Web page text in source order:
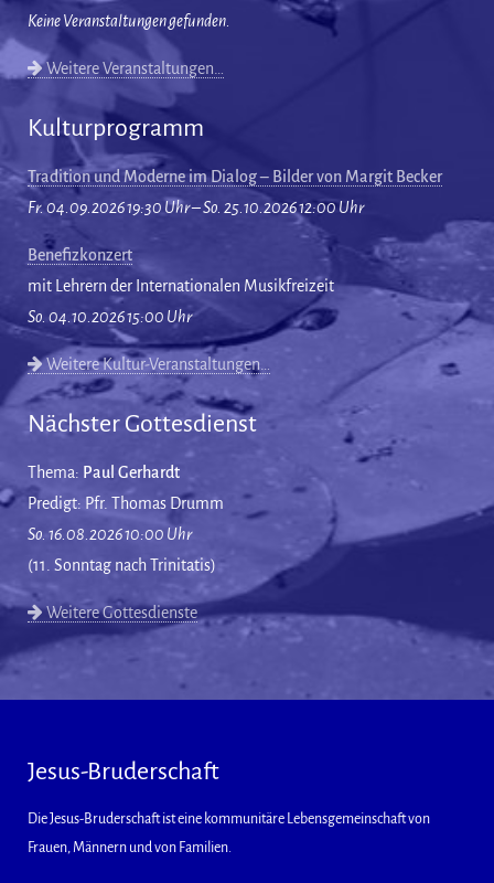
Keine Veranstaltungen gefunden.
Weitere Veranstaltungen…
Kulturprogramm
Tradition und Moderne im Dialog – Bilder von Margit Becker
Fr. 04.09.2026 19:30 Uhr – So. 25.10.2026 12:00 Uhr
Benefizkonzert
mit Lehrern der Internationalen Musikfreizeit
So. 04.10.2026 15:00 Uhr
Weitere Kultur-Veranstaltungen…
Nächster Gottesdienst
Thema: Paul Gerhardt
Predigt: Pfr. Thomas Drumm
So. 16.08.2026 10:00 Uhr
(11. Sonntag nach Trinitatis)
Weitere Gottesdienste
Jesus-Bruderschaft
Die Jesus-Bruderschaft ist eine kommunitäre Lebensgemeinschaft von
Frauen, Männern und von Familien.